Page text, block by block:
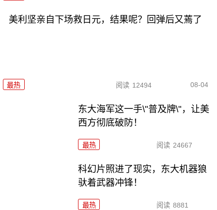
美利坚亲自下场救日元，结果呢？回弹后又蔫了
最热 阅读 12494 08-04
东大海军这一手\"普及牌\"，让美
西方彻底破防！
最热 阅读 24667
科幻片照进了现实，东大机器狼
驮着武器冲锋！
最热 阅读 8881